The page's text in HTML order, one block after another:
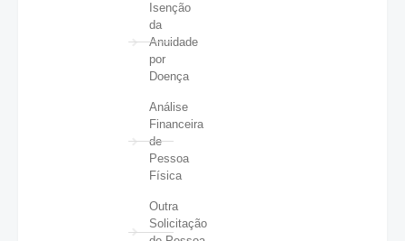
Isenção
da
Anuidade
por
Doença
Análise
Financeira
de
Pessoa
Física
Outra
Solicitação